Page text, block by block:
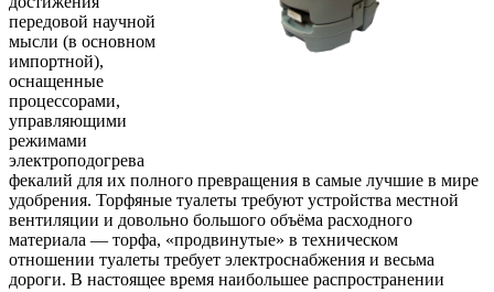
передовой научной
мысли (в основном
импортной),
оснащенные
процессорами,
управляющими
режимами
электроподогрева
фекалий для их полного превращения в самые лучшие в мире
удобрения. Торфяные туалеты требуют устройства местной
вентиляции и довольно большого объёма расходного
материала — торфа, «продвинутые» в техническом
отношении туалеты требует электроснабжения и весьма
дороги. В настоящее время наибольшее распространении